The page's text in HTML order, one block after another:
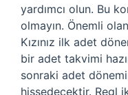
yardımcı olun. Bu
olmayın. Önemli
Kızınız ilk adet
bir adet takvimi
sonraki adet
hissedecektir. Regl